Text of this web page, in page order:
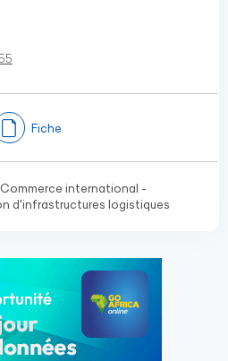
Fiche
international -
d'infrastructures logistiques